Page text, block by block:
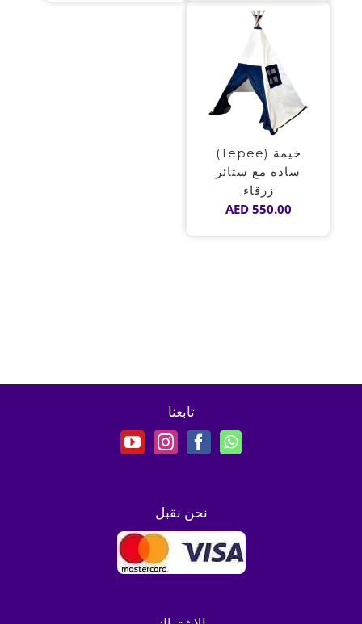
خيمة (Tepee)
سادة مع ستائر
زرقاء
AED550.00
تابعنا
نحن نقبل